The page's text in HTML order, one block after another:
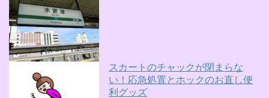
スカートのチャックが閉まらな
い！応急処置とホックのお直し便
利グッズ